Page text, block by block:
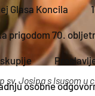
Glasa Koncila
prigodom 70.
osobne
sv. Josipa s Isusom u